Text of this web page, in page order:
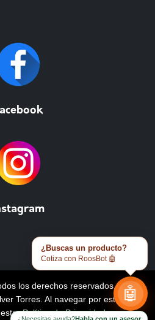
los derechos reservados.
Torres . Al navegar por este
Política de Privacidad y
¿Buscas un producto?
Cotiza con RoosBot 🤖
🤖